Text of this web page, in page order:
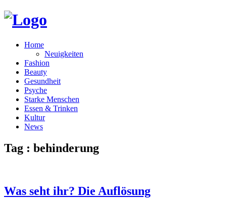
Home
Neuigkeiten
Fashion
Beauty
Gesundheit
Psyche
Starke Menschen
Essen & Trinken
Kultur
News
Tag : behinderung
Was seht ihr? Die Auflösung